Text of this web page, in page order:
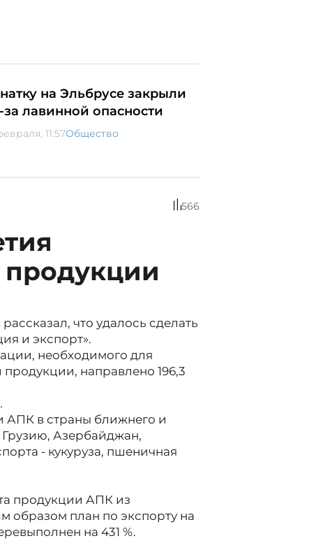
на Эльбрусе закрыли
за лавинной опасности
11:57Общество
566
продукции
что удалось сделать
и экспорт».
необходимого для
направлено 196,3
АПК в страны ближнего и
Азербайджан,
- кукуруза, пшеничная
продукции АПК из
образом план по экспорту на
на 431 %.